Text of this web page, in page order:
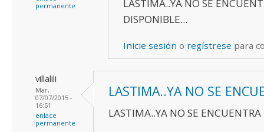
permanente
LASTIMA..YA NO SE
DISPONIBLE...
Inicie sesión o regístrese para
villalili
Mar,
07/07/2015 -
16:51
enlace
permanente
LASTIMA..YA NO SE
LASTIMA..YA NO SE